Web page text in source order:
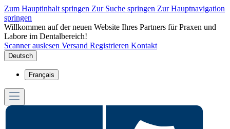
Zum Hauptinhalt springen Zur Suche springen Zur Hauptnavigation
springen
Willkommen auf der neuen Website Ihres Partners für Praxen und
Labore im Dentalbereich!
Scanner auslesen Versand Registrieren Kontakt
Deutsch
Français